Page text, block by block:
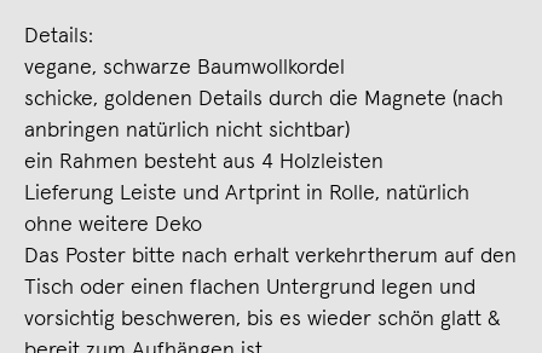
Details:
vegane, schwarze Baumwollkordel
schicke, goldenen Details durch die Magnete (nach
anbringen natürlich nicht sichtbar)
ein Rahmen besteht aus 4 Holzleisten
Lieferung Leiste und Artprint in Rolle, natürlich
ohne weitere Deko
Das Poster bitte nach erhalt verkehrtherum auf den
Tisch oder einen flachen Untergrund legen und
vorsichtig beschweren, bis es wieder schön glatt &